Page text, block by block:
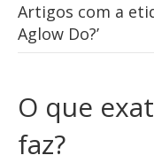
Artigos com a
Aglow Do?’
O que
faz?